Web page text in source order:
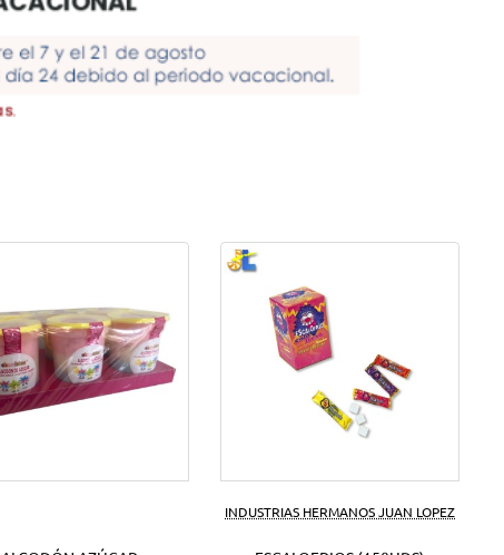
INDUSTRIAS HERMANOS JUAN LOPEZ